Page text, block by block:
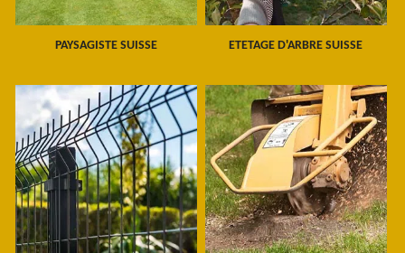
PAYSAGISTE SUISSE ETETAGE D'ARBRE SUISSE